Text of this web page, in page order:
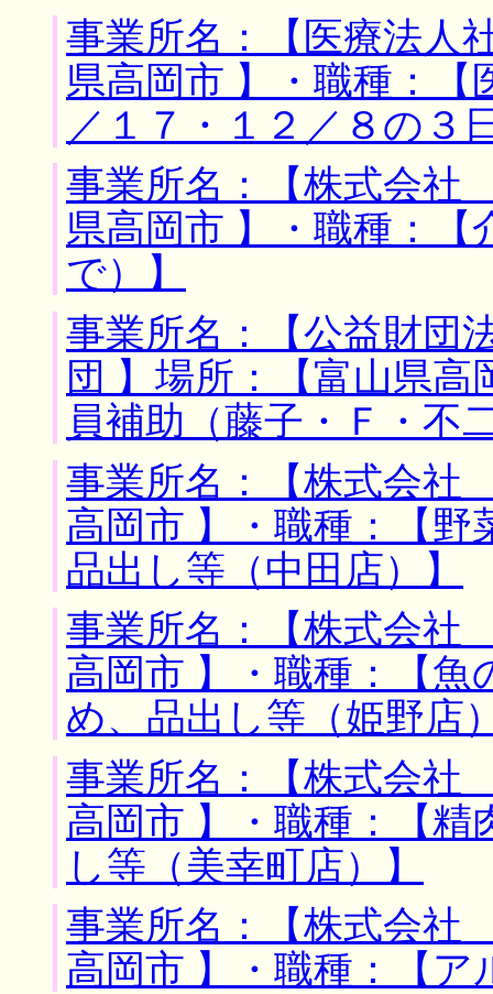
事業所名：【医療法人
県高岡市 】・職種：【
／１７・１２／８の３
事業所名：【株式会
県高岡市 】・職種：
で）】
事業所名：【公益財団
団 】場所：【富山県
員補助（藤子・Ｆ・不
事業所名：【株式会
高岡市 】・職種：【
品出し等（中田店）】
事業所名：【株式会
高岡市 】・職種：【
め、品出し等（姫野店
事業所名：【株式会
高岡市 】・職種：【
し等（美幸町店）】
事業所名：【株式会
高岡市 】・職種：【